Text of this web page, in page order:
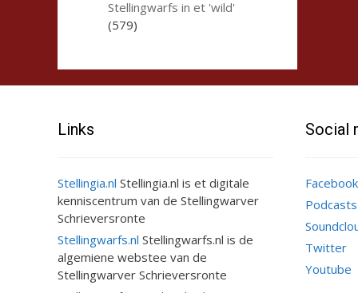
Stellingwarfs in et 'wild'
(579)
Links
Stellingia.nl Stellingia.nl is et digitale
kenniscentrum van de Stellingwarver
Schrieversronte
Stellingwarfs.nl Stellingwarfs.nl is de
algemiene webstee van de
Stellingwarver Schrieversronte
Social
Facebook
Podcasts
Twitter
Youtube